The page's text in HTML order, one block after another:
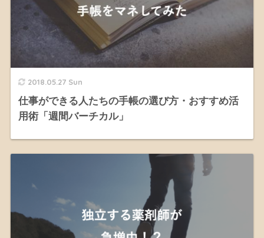
2018.05.27 Sun
仕事ができる人たちの手帳の選び方・おすすめ活
用術「週間バーチカル」